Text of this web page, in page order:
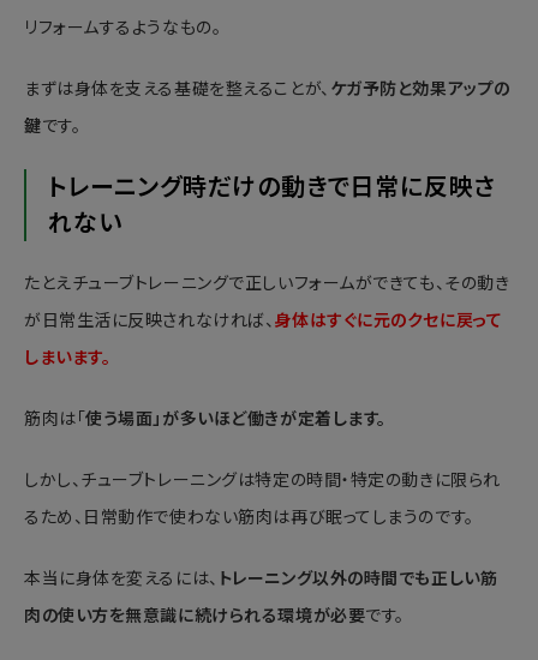
リフォームするようなもの。
まずは身体を支える基礎を整えることが、 ケガ予防と効果アップの
鍵です。
トレーニング時だけの動きで日常に反映さ
れない
たとえチューブトレーニングで正しいフォームができても、その動き
が日常生活に反映されなければ、身体はすぐに元のクセに戻って
しまいます。
筋肉は「使う場面」が多いほど働きが定着します。
しかし、チューブトレーニングは特定の時間・特定の動きに限られ
るため、日常動作で使わない筋肉は再び眠ってしまうのです。
本当に身体を変えるには、 トレーニング以外の時間でも正しい筋
肉の使い方を無意識に続けられる環境が必要です。